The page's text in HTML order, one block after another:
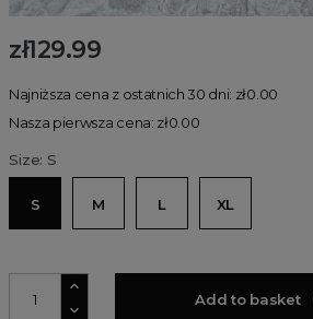
zł129.99
Najniższa cena z ostatnich 30 dni: zł0.00
Nasza pierwsza cena: zł0.00
Size: S
S M L XL
Add to basket